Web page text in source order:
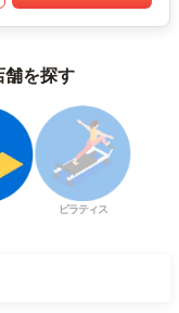
舗を探す
ピラティス